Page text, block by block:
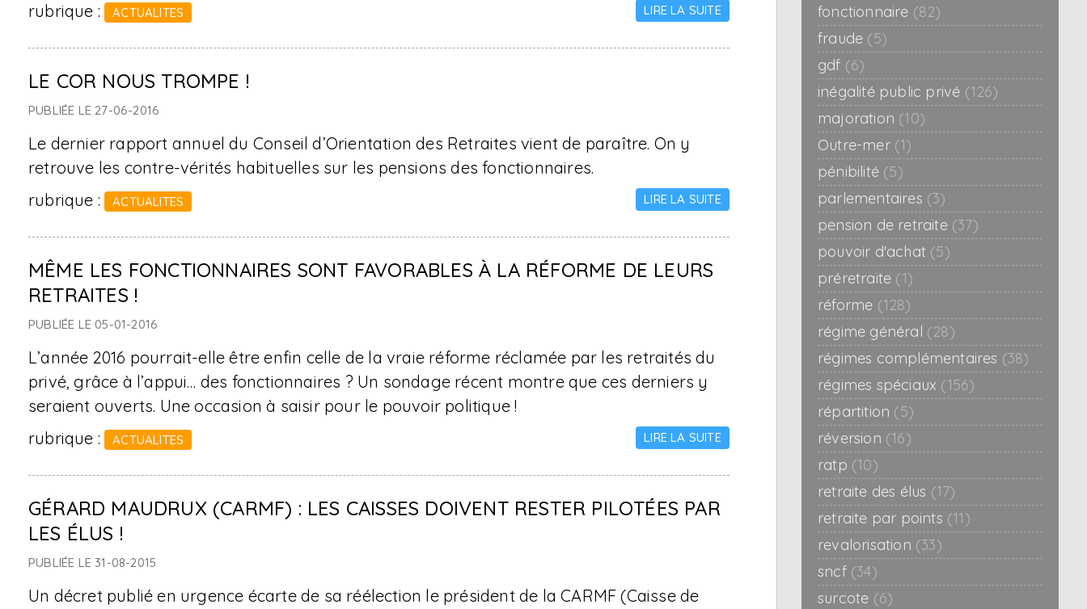
rubrique : ACTUALITES LIRE LA SUITE
LE COR NOUS TROMPE !
PUBLIÉE LE 27-06-2016
Le dernier rapport annuel du Conseil d’Orientation des Retraites vient de paraître. On y
retrouve les contre-vérités habituelles sur les pensions des fonctionnaires.
rubrique : ACTUALITES LIRE LA SUITE
MÊME LES FONCTIONNAIRES SONT FAVORABLES À LA RÉFORME DE LEURS
RETRAITES !
PUBLIÉE LE 05-01-2016
L’année 2016 pourrait-elle être enfin celle de la vraie réforme réclamée par les retraités du
privé, grâce à l’appui… des fonctionnaires ? Un sondage récent montre que ces derniers y
seraient ouverts. Une occasion à saisir pour le pouvoir politique !
rubrique : ACTUALITES LIRE LA SUITE
GÉRARD MAUDRUX (CARMF) : LES CAISSES DOIVENT RESTER PILOTÉES PAR
LES ÉLUS !
PUBLIÉE LE 31-08-2015
Un décret publié en urgence écarte de sa réélection le président de la CARMF (Caisse de
fonctionnaire (82)
fraude (5)
gdf (6)
inégalité public privé (126)
majoration (10)
Outre-mer (1)
pénibilité (5)
parlementaires (3)
pension de retraite (37)
pouvoir d'achat (5)
préretraite (1)
réforme (128)
régime général (28)
régimes complémentaires (38)
régimes spéciaux (156)
répartition (5)
réversion (16)
ratp (10)
retraite des élus (17)
retraite par points (11)
revalorisation (33)
sncf (34)
surcote (6)